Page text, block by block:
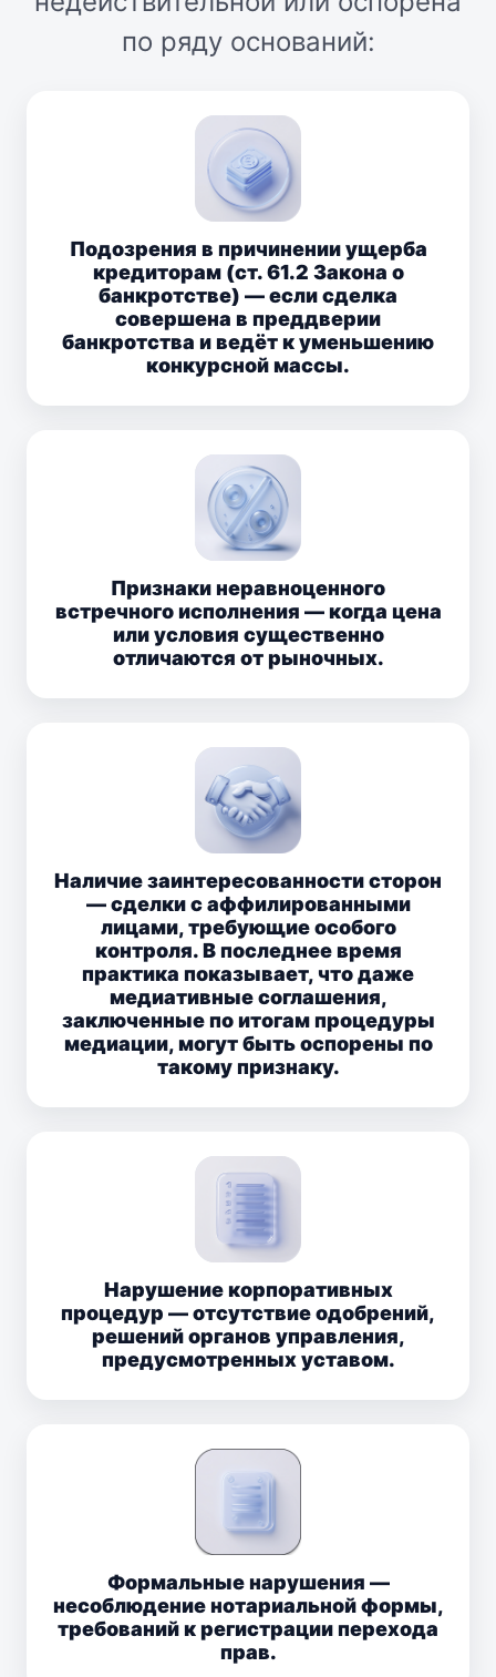
по ряду оснований:
Подозрения в причинении ущерба
кредиторам (ст. 61.2 Закона о
банкротстве) — если сделка
совершена в преддверии
банкротства и ведёт к уменьшению
конкурсной массы.
Признаки неравноценного
встречного исполнения — когда цена
или условия существенно
отличаются от рыночных.
Наличие заинтересованности сторон
— сделки с аффилированными
лицами, требующие особого
контроля. В последнее время
практика показывает, что даже
медиативные соглашения,
заключенные по итогам процедуры
медиации, могут быть оспорены по
такому признаку.
Нарушение корпоративных
процедур — отсутствие одобрений,
решений органов управления,
предусмотренных уставом.
Формальные нарушения —
несоблюдение нотариальной формы,
требований к регистрации перехода
прав.